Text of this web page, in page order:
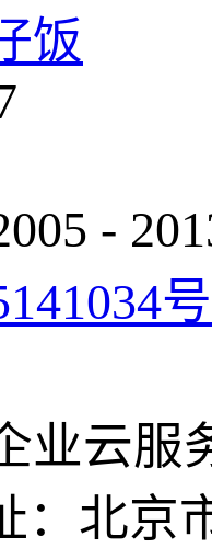
饭
-
业云服
市东